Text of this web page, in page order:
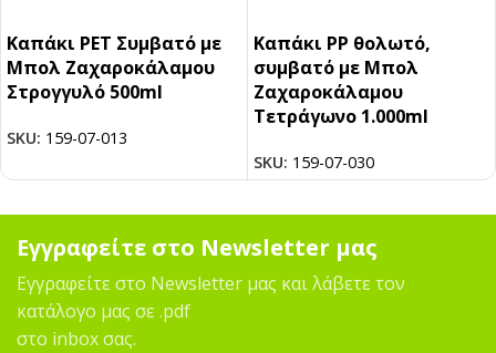
Καπάκι PET Συμβατό με
Μπολ Ζαχαροκάλαμου
Στρογγυλό 500ml
SKU: 159-07-013
Καπάκι PP θολωτό,
συμβατό με Μπολ
Ζαχαροκάλαμου
Τετράγωνο 1.000ml
SKU: 159-07-030
Εγγραφείτε στο Newsletter μας
Εγγραφείτε στο Newsletter μας και λάβετε τον
κατάλογο μας σε .pdf
στο inbox σας.